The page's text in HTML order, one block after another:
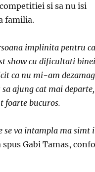
si sa nu isi
familia.
implinita pentru
show cu dificultati
ca nu mi-am
ajung cat mai
foarte bucuros.
se va intampla ma simt
spus Gabi Tamas,